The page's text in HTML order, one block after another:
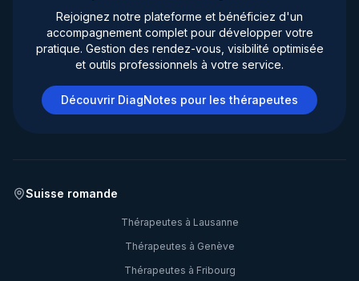
Rejoignez notre plateforme et bénéficiez d'un
accompagnement complet pour développer votre
pratique. Gestion des rendez-vous, visibilité optimisée
et outils professionnels à votre service.
Découvrir DiagNotes pour les thérapeutes
Suisse romande
Thérapeutes à Lausanne
Thérapeutes à Genève
Thérapeutes à Fribourg